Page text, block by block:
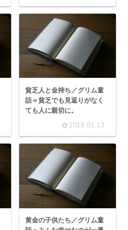
貧乏人と金持ち／グリム童
話＝貧乏でも見返りがなく
ても人に親切に。
2019.01.13
黄金の子供たち／グリム童